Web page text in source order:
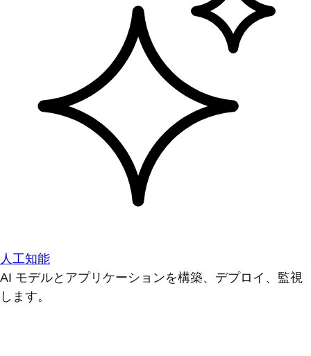
人工知能
AI モデルとアプリケーションを構築、デプロイ、監視
します。